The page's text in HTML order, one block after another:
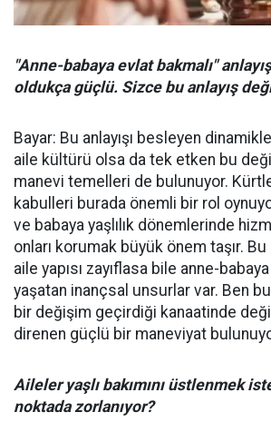
"Anne-babaya evlat bakmalı"
oldukça güçlü. Sizce bu anlayış
Bayar: Bu anlayışı besleyen
aile kültürü olsa da tek etken bu
manevi temelleri de bulunuyor.
kabulleri burada önemli bir rol
ve babaya yaşlılık dönemlerinde
onları korumak büyük önem taşır.
aile yapısı zayıflasa bile anne-babaya
yaşatan inançsal unsurlar var. Ben bu
bir değişim geçirdiği kanaatinde
direnen güçlü bir maneviyat
Aileler yaşlı bakımını üstlenmek
noktada zorlanıyor?